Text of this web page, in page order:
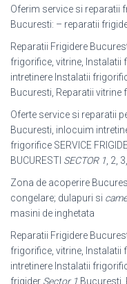
Oferim service si reparatii
Bucuresti: – reparatii
Reparatii Frigidere
frigorifice, vitrine, Instalatii
intretinere Instalatii
Bucuresti, Reparatii vitrine
Oferte service si reparatii
Bucuresti, inlocuim
frigorifice SERVICE
BUCURESTI SECTOR 1 , 2,
Zona de acoperire
congelare; dulapuri si
masini de inghetata
Reparatii Frigidere
frigorifice, vitrine, Instalatii
intretinere Instalatii
frigider Sector 1 Bucuresti,